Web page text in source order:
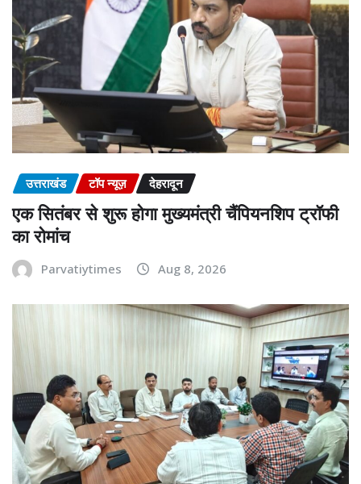
उत्तराखंड टॉप न्यूज़ देहरादून
एक सितंबर से शुरू होगा मुख्यमंत्री चैंपियनशिप ट्रॉफी
का रोमांच
Parvatiytimes Aug 8, 2026